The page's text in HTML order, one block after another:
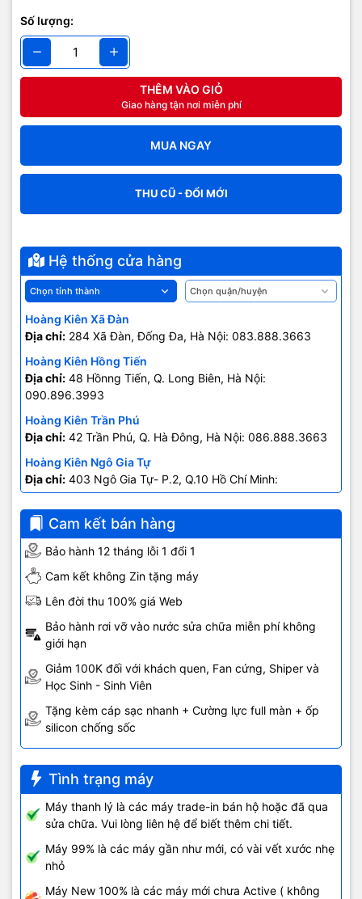
Số lượng:
THÊM VÀO GIỎ
Giao hàng tận nơi miễn phí
MUA NGAY
THU CŨ - ĐỔI MỚI
Hệ thống cửa hàng
Hoàng Kiên Xã Đàn
Địa chỉ: 284 Xã Đàn, Đống Đa, Hà Nội: 083.888.3663
Hoàng Kiên Hồng Tiến
Địa chỉ: 48 Hồnng Tiến, Q. Long Biên, Hà Nội:
090.896.3993
Hoàng Kiên Trần Phú
Địa chỉ: 42 Trần Phú, Q. Hà Đông, Hà Nội: 086.888.3663
Hoàng Kiên Ngô Gia Tự
Địa chỉ: 403 Ngô Gia Tự- P.2, Q.10 Hồ Chí Minh:
0707.678.707
Cam kết bán hàng
Bảo hành 12 tháng lỗi 1 đổi 1
Cam kết không Zin tặng máy
Lên đời thu 100% giá Web
Bảo hành rơi vỡ vào nước sửa chữa miễn phí không
giới hạn
Giảm 100K đối với khách quen, Fan cứng, Shiper và
Học Sinh - Sinh Viên
Tặng kèm cáp sạc nhanh + Cường lực full màn + ốp
silicon chống sốc
Tình trạng máy
Máy thanh lý là các máy trade-in bán hộ hoặc đã qua
sửa chữa. Vui lòng liên hệ để biết thêm chi tiết.
Máy 99% là các máy gần như mới, có vài vết xước nhẹ
nhỏ
Máy New 100% là các máy mới chưa Active ( không